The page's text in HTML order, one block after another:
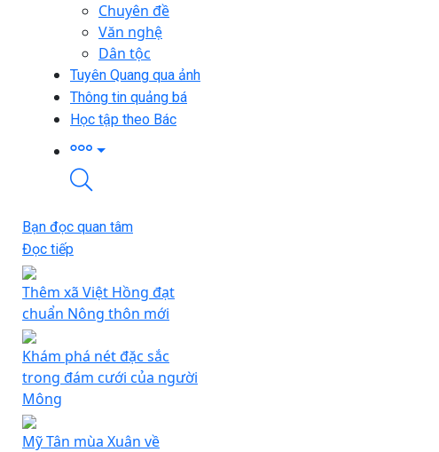
Chuyên đề
Văn nghệ
Dân tộc
Tuyên Quang qua ảnh
Thông tin quảng bá
Học tập theo Bác
Bạn đọc quan tâm
Đọc tiếp
Thêm xã Việt Hồng đạt
chuẩn Nông thôn mới
Khám phá nét đặc sắc
trong đám cưới của người
Mông
Mỹ Tân mùa Xuân về